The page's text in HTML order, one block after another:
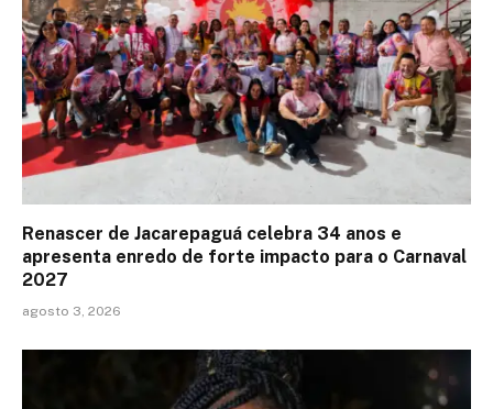
Renascer de Jacarepaguá celebra 34 anos e
apresenta enredo de forte impacto para o Carnaval
2027
agosto 3, 2026